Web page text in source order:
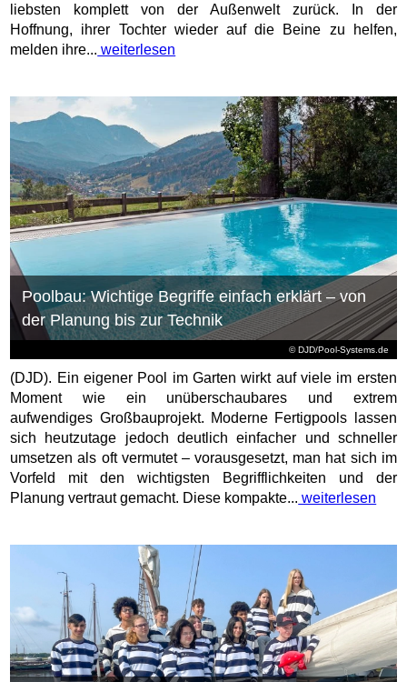
liebsten komplett von der Außenwelt zurück. In der
Hoffnung, ihrer Tochter wieder auf die Beine zu helfen,
melden ihre... weiterlesen
© DJD/Pool-Systems.de
Poolbau: Wichtige Begriffe einfach erklärt – von
der Planung bis zur Technik
(DJD). Ein eigener Pool im Garten wirkt auf viele im ersten
Moment wie ein unüberschaubares und extrem
aufwendiges Großbauprojekt. Moderne Fertigpools lassen
sich heutzutage jedoch deutlich einfacher und schneller
umsetzen als oft vermutet – vorausgesetzt, man hat sich im
Vorfeld mit den wichtigsten Begrifflichkeiten und der
Planung vertraut gemacht. Diese kompakte... weiterlesen